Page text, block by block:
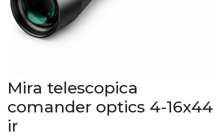
Mira telescopica
comander optics 4-16x44
ir